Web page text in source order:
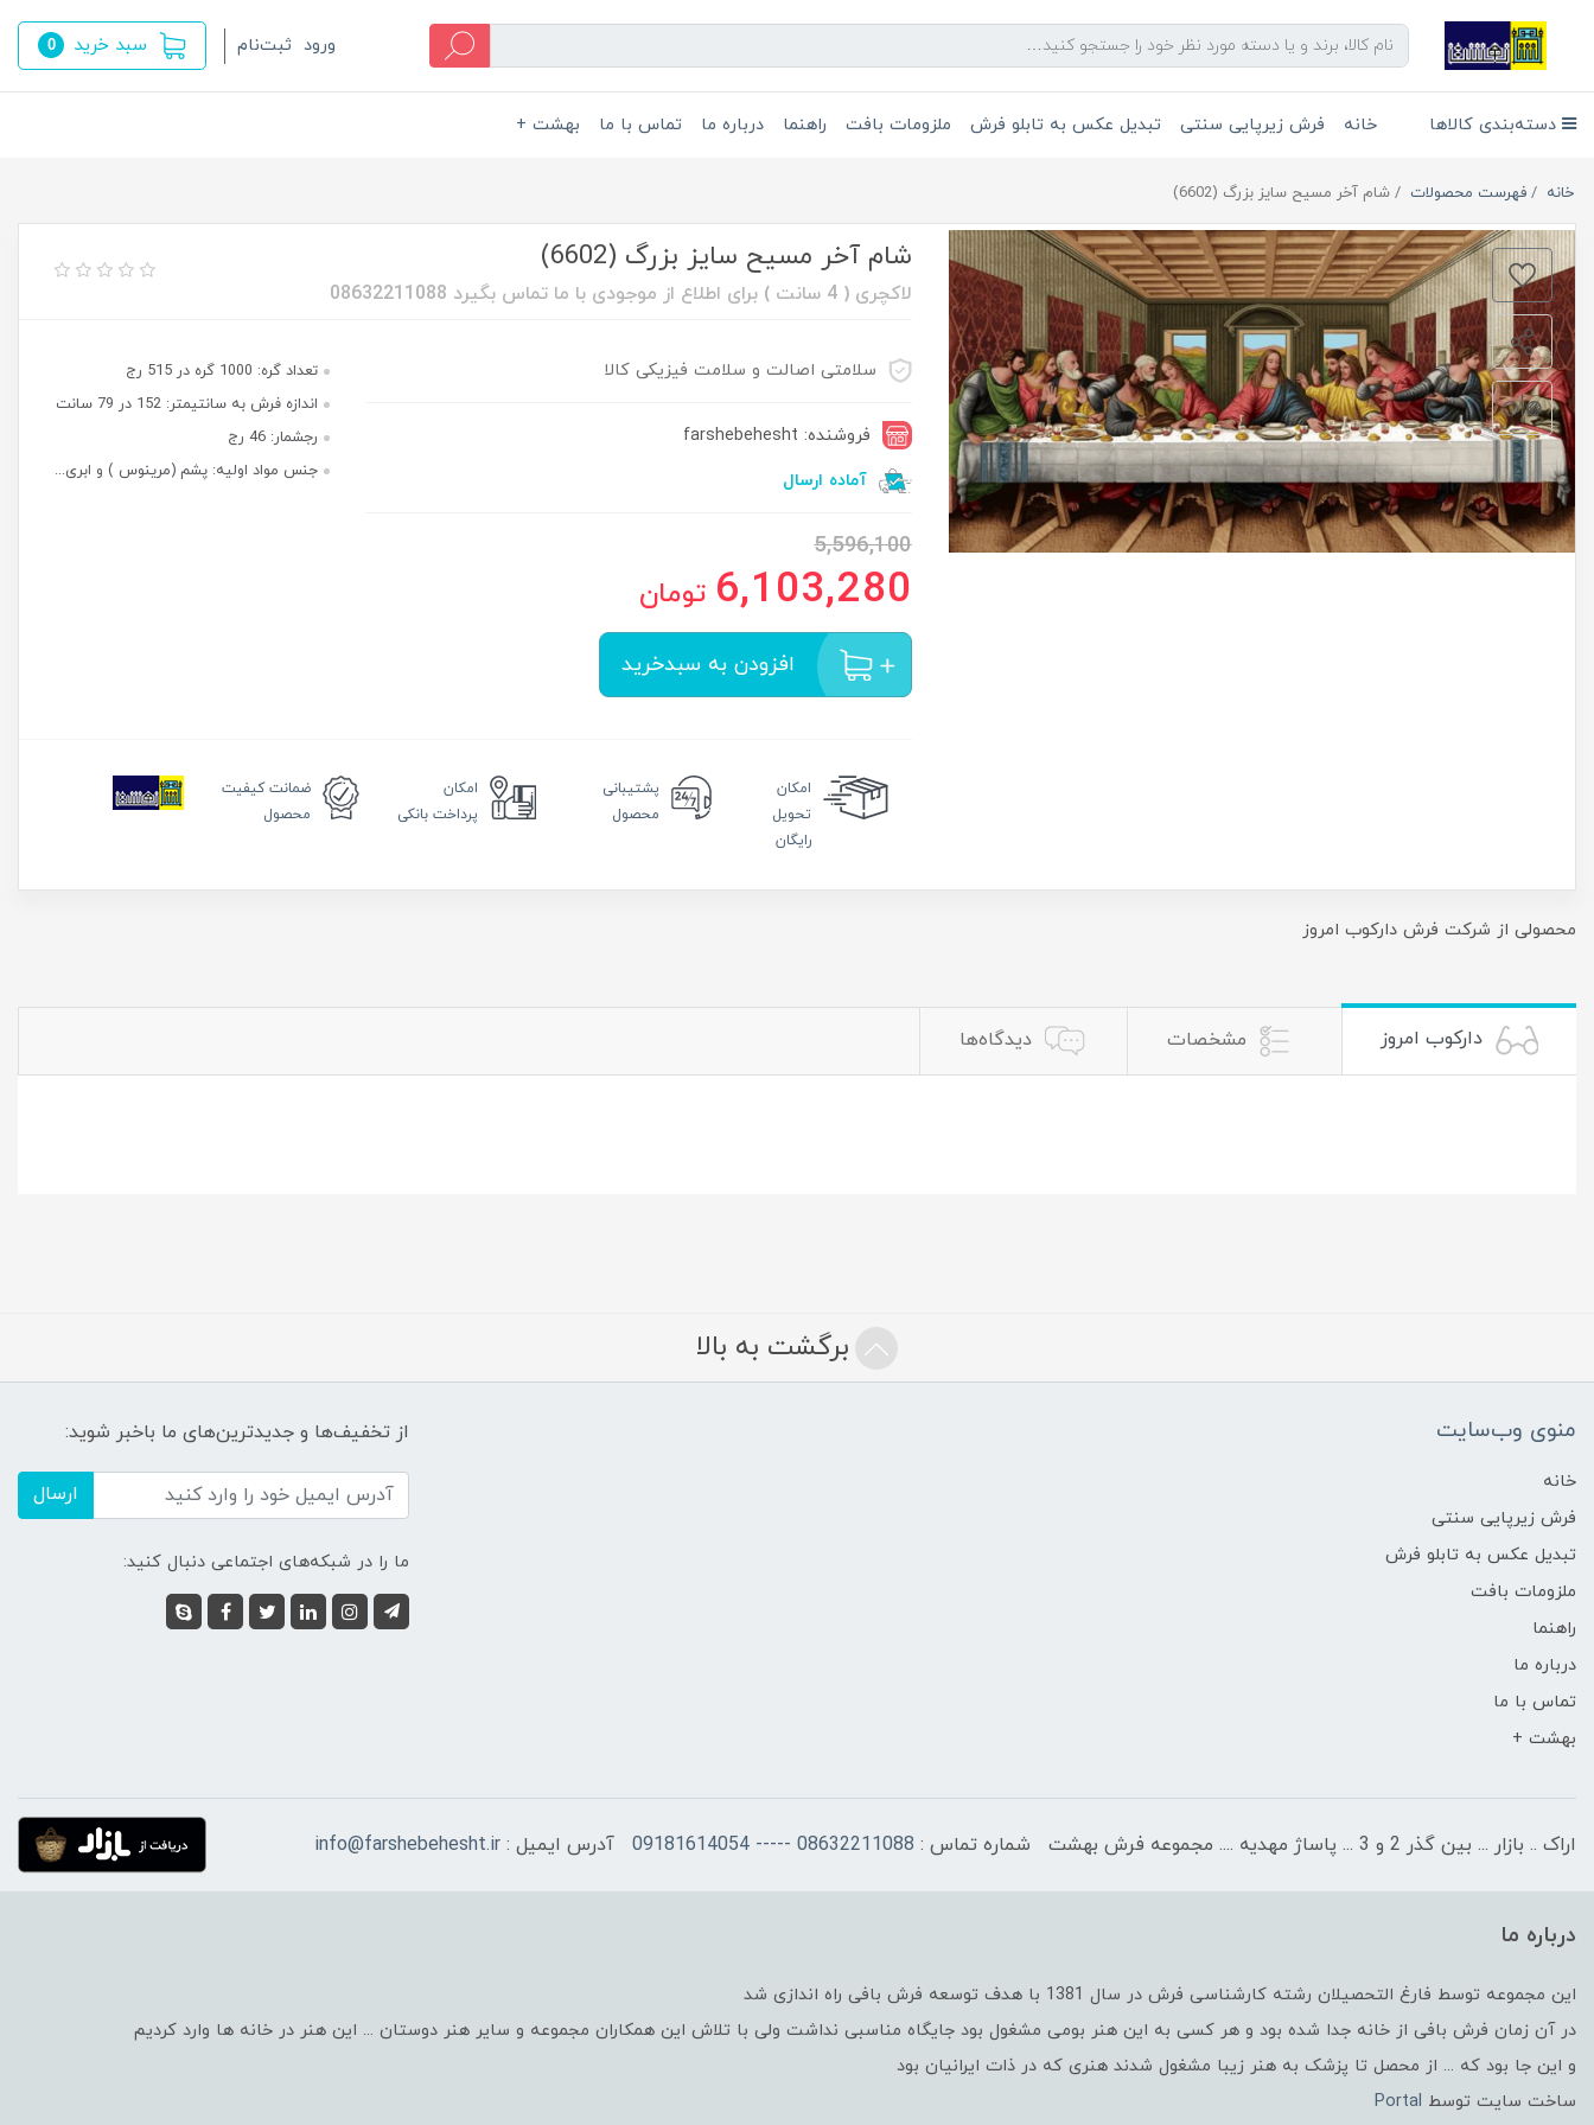
ورود ثبت‌نام سبد خرید 0
دسته‌بندی کالاها خانه فرش زیرپایی سنتی تبدیل عکس به تابلو فرش ملزومات بافت راهنما درباره ما تماس با ما بهشت +
خانه فهرست محصولات شام آخر مسیح سایز بزرگ (6602)
شام آخر مسیح سایز بزرگ (6602)
لاکچری ( 4 سانت ) برای اطلاع از موجودی با ما تماس بگیرد 08632211088
سلامتی اصالت و سلامت فیزیکی کالا
فروشنده: farshebehesht
آماده ارسال
5,596,100
6,103,280 تومان
افزودن به سبدخرید
تعداد گره: 1000 گره در 515 رج
اندازه فرش به سانتیمتر: 152 در 79 سانت
رجشمار: 46 رج
جنس مواد اولیه: پشم (مرینوس ) و ابری...
امکان
تحویل
رایگان
پشتیبانی
محصول
امکان
پرداخت بانکی
ضمانت کیفیت
محصول
محصولی از شرکت فرش دارکوب امروز
دارکوب امروز مشخصات دیدگاه‌ها
برگشت به بالا
منوی وب‌سایت
خانه
فرش زیرپایی سنتی
تبدیل عکس به تابلو فرش
ملزومات بافت
راهنما
درباره ما
تماس با ما
بهشت +
از تخفیف‌ها و جدیدترین‌های ما باخبر شوید:
ارسال
ما را در شبکه‌های اجتماعی دنبال کنید:
اراک .. بازار ... بین گذر 2 و 3 ... پاساژ مهدیه .... مجموعه فرش بهشت شماره تماس : 08632211088 ----- 09181614054 آدرس ایمیل : info@farshebehesht.ir
درباره ما
این مجموعه توسط فارغ التحصیلان رشته کارشناسی فرش در سال 1381 با هدف توسعه فرش بافی راه اندازی شد
در آن زمان فرش بافی از خانه جدا شده بود و هر کسی به این هنر بومی مشغول بود جایگاه مناسبی نداشت ولی با تلاش این همکاران مجموعه و سایر هنر دوستان ... این هنر در خانه ها وارد کردیم
و این جا بود که ... از محصل تا پزشک به هنر زیبا مشغول شدند هنری که در ذات ایرانیان بود
ساخت سایت توسط Portal